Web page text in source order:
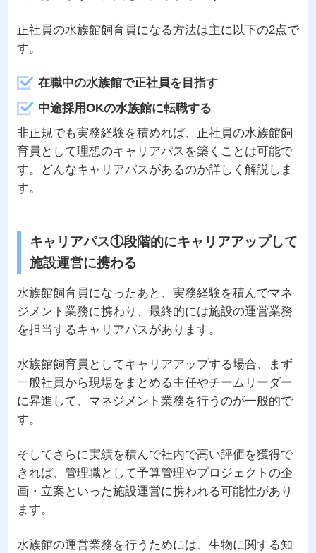
正社員の水族館飼育員になる方法は主に以下の2点で
す。
在職中の水族館で正社員を目指す
中途採用OKの水族館に転職する
非正規でも実務経験を積めれば、正社員の水族館飼
育員として理想のキャリアパスを築くことは可能で
す。どんなキャリアパスがあるのか詳しく解説しま
す。
キャリアパス①段階的にキャリアアップして
施設運営に携わる
水族館飼育員になったあと、実務経験を積んでマネ
ジメント業務に携わり、最終的には施設の運営業務
を担当するキャリアパスがあります。
水族館飼育員としてキャリアアップする場合、まず
一般社員から現場をまとめる主任やチームリーダー
に昇進して、マネジメント業務を行うのが一般的で
す。
そしてさらに実績を積んで社内で高い評価を獲得で
きれば、管理職として予算管理やプロジェクトの企
画・立案といった施設運営に携われる可能性があり
ます。
水族館の運営業務を行うためには、生物に関する知